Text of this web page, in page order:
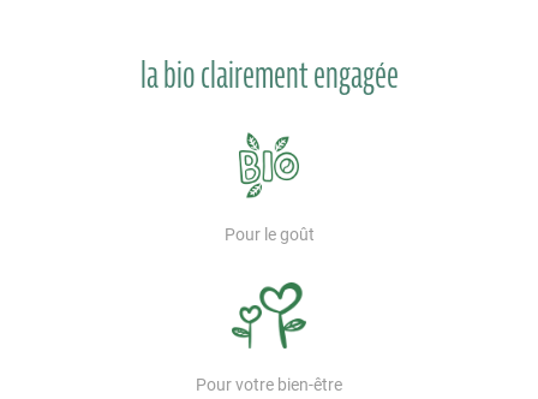
la bio clairement engagée
Pour le goût
Pour votre bien-être